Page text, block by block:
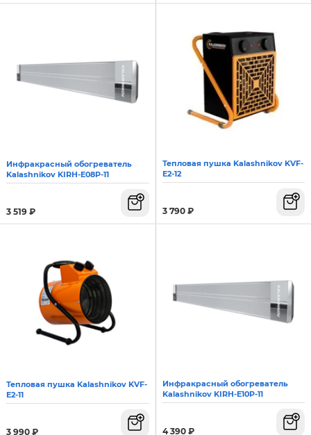
Инфракрасный обогреватель
Kalashnikov KIRH-E08P-11
3 519 ₽
Тепловая пушка Kalashnikov KVF-
E2-12
3 790 ₽
Тепловая пушка Kalashnikov KVF-
E2-11
3 990 ₽
Инфракрасный обогреватель
Kalashnikov KIRH-E10P-11
4 390 ₽